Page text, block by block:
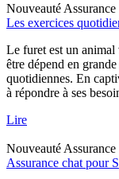
Nouveauté
Les exercices
Le furet est un
être dépend en
quotidiennes. En
à répondre à ses
Lire
Nouveauté
Assurance chat pour